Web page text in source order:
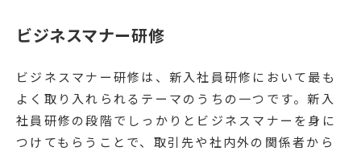
ビジネスマナー研修
ビジネスマナー研修は、新入社員研修において最も
よく取り入れられるテーマのうちの一つです。新入
社員研修の段階でしっかりとビジネスマナーを身に
つけてもらうことで、取引先や社内外の関係者から